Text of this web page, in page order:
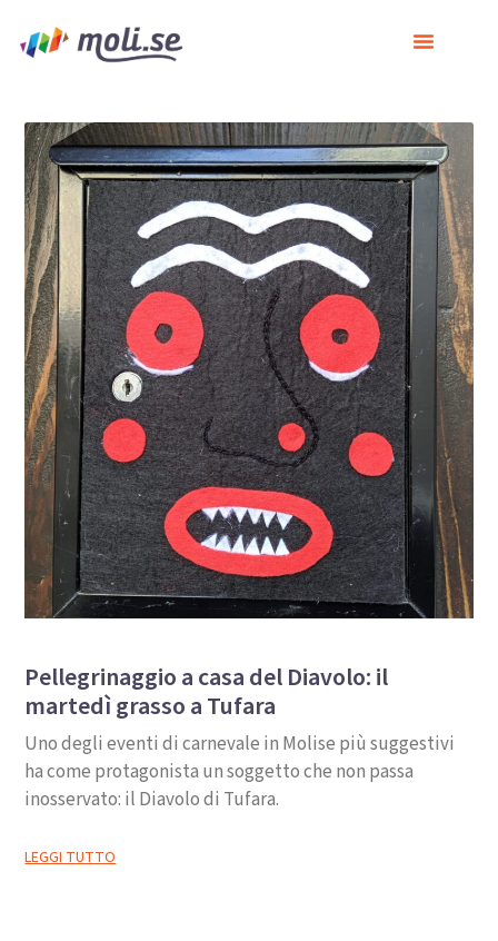
Pellegrinaggio a casa del Diavolo: il
martedì grasso a Tufara
Uno degli eventi di carnevale in Molise più suggestivi
ha come protagonista un soggetto che non passa
inosservato: il Diavolo di Tufara.
LEGGI TUTTO